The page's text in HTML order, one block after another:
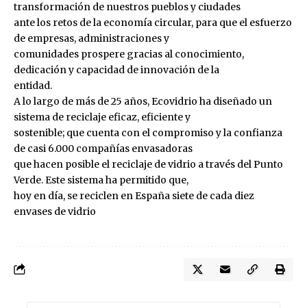
transformación de nuestros pueblos y ciudades
ante los retos de la economía circular, para que el esfuerzo
de empresas, administraciones y
comunidades prospere gracias al conocimiento,
dedicación y capacidad de innovación de la
entidad.
A lo largo de más de 25 años, Ecovidrio ha diseñado un
sistema de reciclaje eficaz, eficiente y
sostenible; que cuenta con el compromiso y la confianza
de casi 6.000 compañías envasadoras
que hacen posible el reciclaje de vidrio a través del Punto
Verde. Este sistema ha permitido que,
hoy en día, se reciclen en España siete de cada diez
envases de vidrio